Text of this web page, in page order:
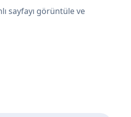
sayfayı görüntüle ve